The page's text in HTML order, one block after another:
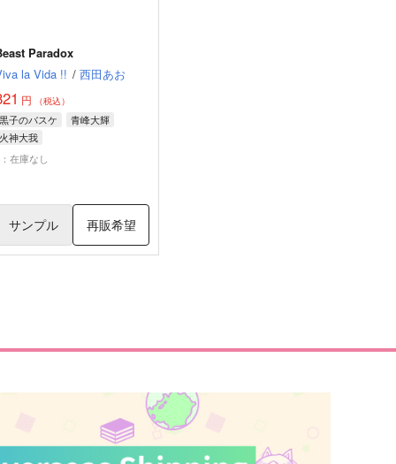
Paradox
la Vida !! / 西田あお
円 （税込）
黒子のバスケ
青峰大輝
火神大我
在庫なし
サンプル 再販希望